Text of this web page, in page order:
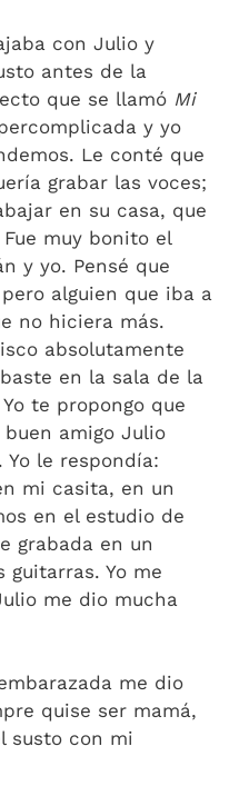
con Julio y
antes de la
que se llamó Mi
y yo
Le conté que
grabar las voces;
en su casa, que
muy bonito el
y yo. Pensé que
alguien que iba a
no hiciera más.
absolutamente
en la sala de la
te propongo que
buen amigo Julio
Yo le respondía:
mi casita, en un
en el estudio de
grabada en un
guitarras. Yo me
me dio mucha
me dio
quise ser mamá,
susto con mi